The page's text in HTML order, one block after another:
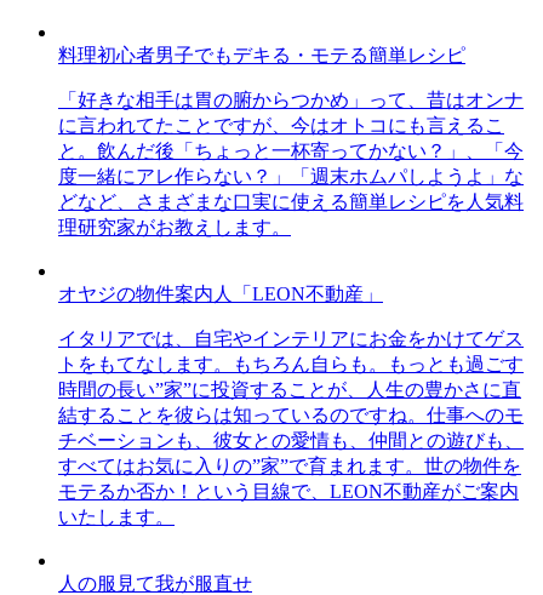
料理初心者男子でもデキる・モテる簡単レシピ
「好きな相手は胃の腑からつかめ」って、昔はオンナ
に言われてたことですが、今はオトコにも言えるこ
と。飲んだ後「ちょっと一杯寄ってかない？」、「今
度一緒にアレ作らない？」「週末ホムパしようよ」な
どなど、さまざまな口実に使える簡単レシピを人気料
理研究家がお教えします。
オヤジの物件案内人「LEON不動産」
イタリアでは、自宅やインテリアにお金をかけてゲス
トをもてなします。もちろん自らも。もっとも過ごす
時間の長い”家”に投資することが、人生の豊かさに直
結することを彼らは知っているのですね。仕事へのモ
チベーションも、彼女との愛情も、仲間との遊びも、
すべてはお気に入りの”家”で育まれます。世の物件を
モテるか否か！という目線で、LEON不動産がご案内
いたします。
人の服見て我が服直せ